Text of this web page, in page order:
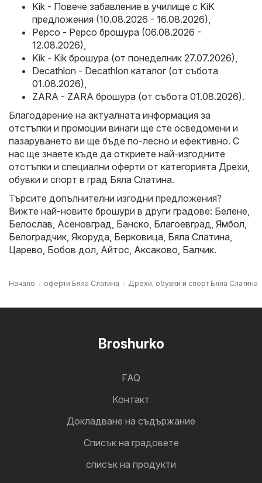
Kik - Повече забавление в училище с KiK
предложения (10.08.2026 - 16.08.2026),
Pepco - Pepco брошура (06.08.2026 -
12.08.2026),
Kik - Kik брошура (от понеделник 27.07.2026),
Decathlon - Decathlon каталог (от събота
01.08.2026),
ZARA - ZARA брошура (от събота 01.08.2026).
Благодарение на актуалната информация за
отстъпки и промоции винаги ще сте осведомени и
пазаруването ви ще бъде по-лесно и ефективно. С
нас ще знаете къде да откриете най-изгодните
отстъпки и специални оферти от категорията Дрехи,
обувки и спорт в град Бяла Слатина.
Търсите допълнителни изгодни предложения?
Вижте най-новите брошури в други градове: Белене,
Белослав, Асеновград, Банско, Благоевград, Ямбол,
Белоградчик, Якоруда, Берковица, Бяла Слатина,
Царево, Бобов дол, Айтос, Аксаково, Балчик.
Начало оферти Бяла Слатина Дрехи, обувки и спорт Бяла Слатина
Broshurko
FAQ
Контакт
Докладване на съдържание
Cписък на градовете
списък на продукти